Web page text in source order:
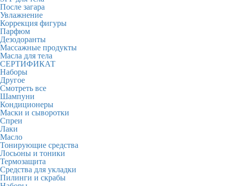
После загара
Увлажнение
Коррекция фигуры
Парфюм
Дезодоранты
Массажные продукты
Масла для тела
СЕРТИФИКАТ
Наборы
Другое
Смотреть все
Шампуни
Кондиционеры
Маски и сыворотки
Спреи
Лаки
Масло
Тонирующие средства
Лосьоны и тоники
Термозащита
Средства для укладки
Пилинги и скрабы